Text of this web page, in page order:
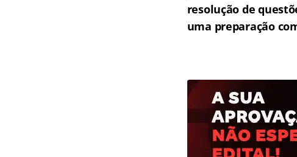
resolução de
uma preparação